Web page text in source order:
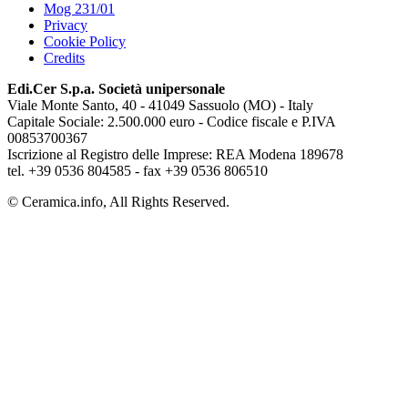
Mog 231/01
Privacy
Cookie Policy
Credits
Edi.Cer S.p.a. Società unipersonale
Viale Monte Santo, 40 - 41049 Sassuolo (MO) - Italy
Capitale Sociale: 2.500.000 euro - Codice fiscale e P.IVA
00853700367
Iscrizione al Registro delle Imprese: REA Modena 189678
tel. +39 0536 804585 - fax +39 0536 806510
© Ceramica.info, All Rights Reserved.